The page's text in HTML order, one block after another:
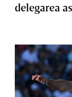
delegarea